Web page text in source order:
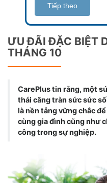
Tiếp theo
ƯU ĐÃI ĐẶC BIỆT
THÁNG 10
CarePlus tin rằng, một
thái căng tràn sức sức
là nền tảng vững chắc
cùng gia đình cũng như
công trong sự nghiệp.